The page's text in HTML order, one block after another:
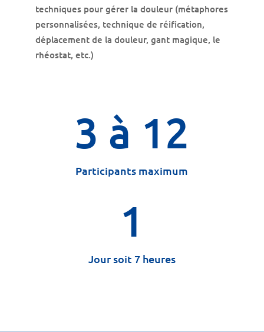
techniques pour gérer la douleur (métaphores
personnalisées, technique de réification,
déplacement de la douleur, gant magique, le
rhéostat, etc.)
3 à 12
Participants maximum
1
Jour soit 7 heures